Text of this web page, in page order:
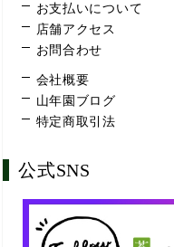
お支払いについて
店舗アクセス
お問合わせ
会社概要
山年園ブログ
特定商取引法
公式SNS